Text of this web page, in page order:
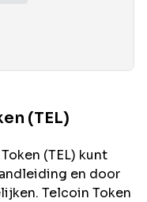
(TEL)
Token (TEL) kunt
en door
Telcoin Token